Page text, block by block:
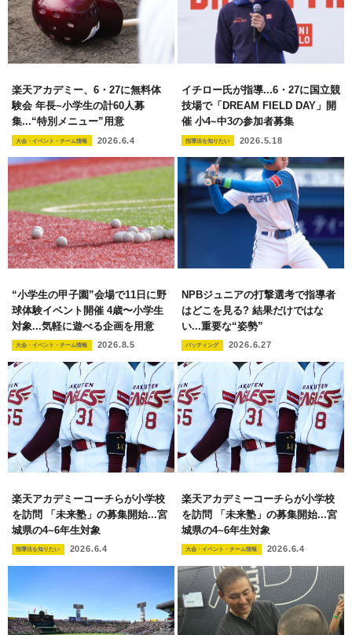
楽天アカデミー、6・27に無料体
験会 年長~小学生の計60人募
集...“特別メニュー”用意
大会・イベント・チーム情報 2026.6.4
イチロー氏が指導...6・27に国立競
技場で「DREAM FIELD DAY」開
催 小4~中3の参加者募集
指導法を知りたい 2026.5.18
“小学生の甲子園”会場で11日に野
球体験イベント開催 4歳〜小学生
対象...気軽に遊べる企画を用意
大会・イベント・チーム情報 2026.8.5
NPBジュニアの打撃選考で指導者
はどこを見る? 結果だけではな
い...重要な“姿勢”
バッティング 2026.6.27
楽天アカデミーコーチらが小学校
を訪問 「未来塾」の募集開始...宮
城県の4~6年生対象
指導法を知りたい 2026.6.4
楽天アカデミーコーチらが小学校
を訪問 「未来塾」の募集開始...宮
城県の4~6年生対象
大会・イベント・チーム情報 2026.6.4